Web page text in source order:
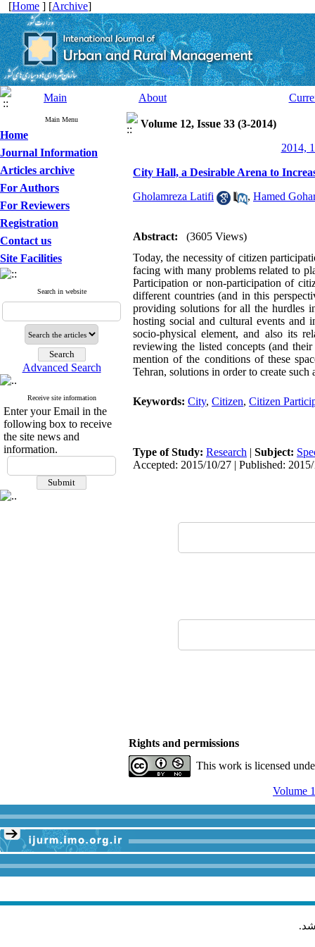
[Home ] [Archive]
Main About
Main Menu
Home
Journal Information
Articles archive
For Authors
For Reviewers
Registration
Contact us
Site Facilities
Search in website
Advanced Search
Receive site information
Enter your Email in the
following box to receive
the site news and
information.
Volume 12, Issue 33 (3-2014)
2014,
City Hall, a Desirable Arena to
Gholamreza Latifi , Hamed
Abstract:
(3605 Views)
Today, the necessity of citizen
facing with many problems related to
Participation or non-participation of
different countries (and in this
providing solutions for all the hurdles
hosting social and cultural events and
socio-physical element, and also its
reviewing the listed concepts (and
mention of the conditions of these
Tehran, solutions in order to create
Keywords: City, Citizen, Citizen
Type of Study: Research | Subject:
Accepted: 2015/10/27 | Published:
Rights and permissions
This work is licensed
Volume
.